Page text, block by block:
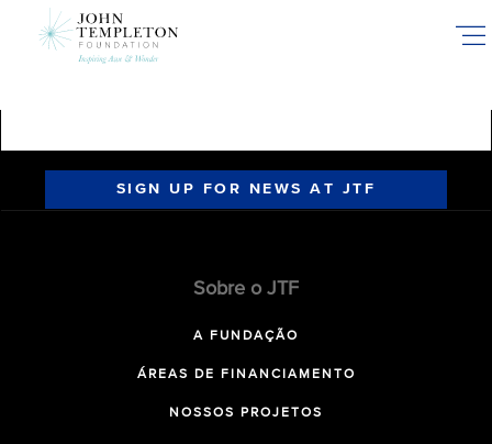
SIGN UP FOR NEWS AT JTF
Sobre o JTF
A FUNDAÇÃO
ÁREAS DE FINANCIAMENTO
NOSSOS PROJETOS